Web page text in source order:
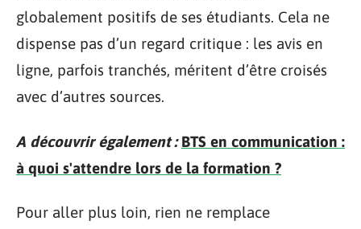
globalement positifs de ses étudiants. Cela ne
dispense pas d’un regard critique : les avis en
ligne, parfois tranchés, méritent d’être croisés
avec d’autres sources.
A découvrir également : BTS en communication :
à quoi s'attendre lors de la formation ?
Pour aller plus loin, rien ne remplace